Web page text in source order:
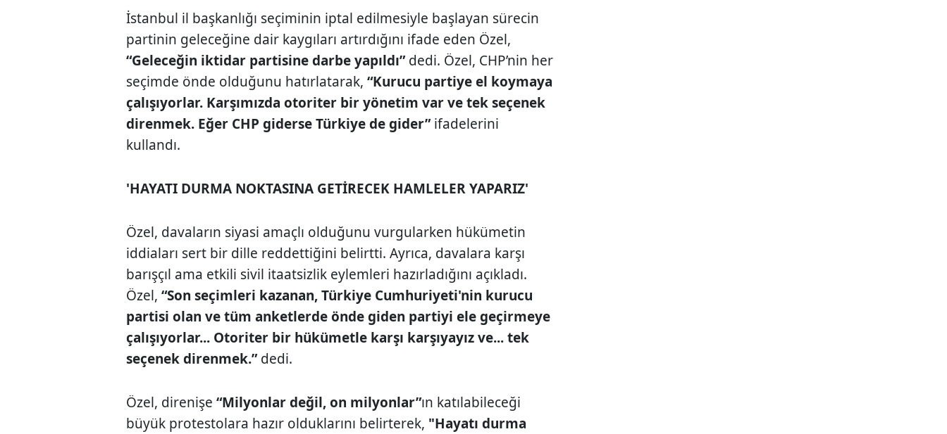
İstanbul il başkanlığı seçiminin iptal edilmesiyle başlayan sürecin
partinin geleceğine dair kaygıları artırdığını ifade eden Özel,
“Geleceğin iktidar partisine darbe yapıldı”dedi. Özel, CHP’nin her
seçimde önde olduğunu hatırlatarak,“Kurucu partiye el koymaya
çalışıyorlar. Karşımızda otoriter bir yönetim var ve tek seçenek
direnmek. Eğer CHP giderse Türkiye de gider”ifadelerini
kullandı.
'HAYATI DURMA NOKTASINA GETİRECEK HAMLELER YAPARIZ'
Özel, davaların siyasi amaçlı olduğunu vurgularken hükümetin
iddiaları sert bir dille reddettiğini belirtti. Ayrıca, davalara karşı
barışçıl ama etkili sivil itaatsizlik eylemleri hazırladığını açıkladı.
Özel,“Son seçimleri kazanan, Türkiye Cumhuriyeti'nin kurucu
partisi olan ve tüm anketlerde önde giden partiyi ele geçirmeye
çalışıyorlar... Otoriter bir hükümetle karşı karşıyayız ve... tek
seçenek direnmek.”dedi.
Özel, direnişe“Milyonlar değil, on milyonlar”ın katılabileceği
büyük protestolara hazır olduklarını belirterek, "Hayatı durma